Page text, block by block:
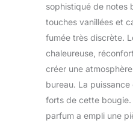
sophistiqué de notes
touches vanillées et
fumée très discrète.
chaleureuse,
créer une
bureau. La
forts de cette bougie.
parfum a empli une